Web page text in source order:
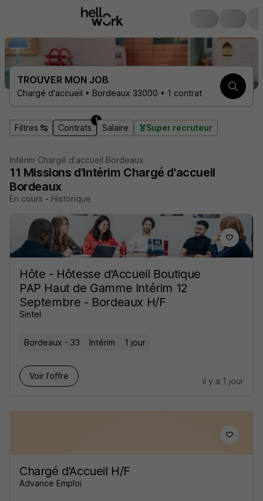
TROUVER MON JOB
Chargé d'accueil • Bordeaux 33000 • 1 contrat
Filtres Contrats
1
Salaire Super recruteur
Intérim Chargé d'accueil Bordeaux
11 Missions d'Intérim Chargé d'accueil
Bordeaux
En cours - Historique
Hôte - Hôtesse d'Accueil Boutique
PAP Haut de Gamme Intérim 12
Septembre - Bordeaux H/F
Sintel
Bordeaux - 33 Intérim 1 jour
Voir l’offre
il y a 1 jour
Chargé d'Accueil H/F
Advance Emploi